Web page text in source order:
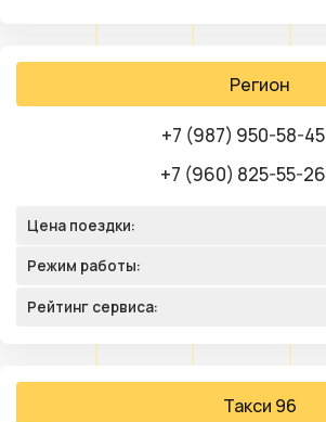
Регион
+7 (987) 950-58-45
+7 (960) 825-55-26
Цена поездки:
Режим работы:
Рейтинг сервиса:
Такси 96